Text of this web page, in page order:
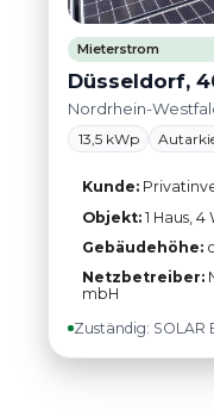
Mieterstrom
Düsseldorf,
Nordrhein-
13,5 kWp
Kunde:
Objekt:1 Haus,
Gebäudehöhe:
Netzbetreiber:
mbH
Zuständig: SOLAR